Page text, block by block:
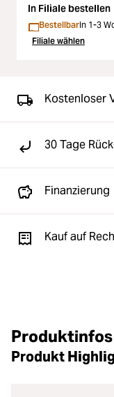
In Filiale bestellen
BestellbarIn 1-3
Filiale wählen
Kostenloser
30 Tage
Finanzierung
Kauf auf
Produktinfos
Produkt